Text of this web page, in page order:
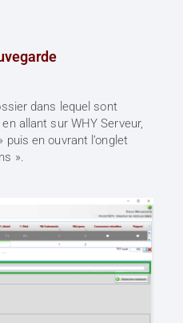
dans lequel sont
allant sur WHY Serveur,
en ouvrant l’onglet
».